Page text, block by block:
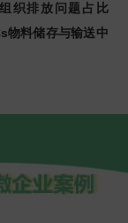
织排放问题占比
物料储存与输送中